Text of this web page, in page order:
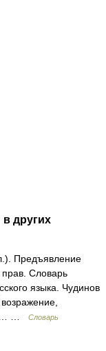
других
Предъявление
Словарь
языка. Чудинов
…
Словарь